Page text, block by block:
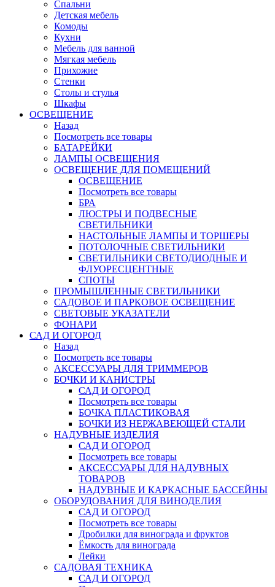
Cпальни
Детская мебель
Комоды
Кухни
Мебель для ванной
Мягкая мебель
Прихожие
Стенки
Столы и стулья
Шкафы
ОСВЕЩЕНИЕ
Назад
Посмотреть все товары
БАТАРЕЙКИ
ЛАМПЫ ОСВЕЩЕНИЯ
ОСВЕЩЕНИЕ ДЛЯ ПОМЕЩЕНИЙ
ОСВЕЩЕНИЕ
Посмотреть все товары
БРА
ЛЮСТРЫ И ПОДВЕСНЫЕ
СВЕТИЛЬНИКИ
НАСТОЛЬНЫЕ ЛАМПЫ И ТОРШЕРЫ
ПОТОЛОЧНЫЕ СВЕТИЛЬНИКИ
СВЕТИЛЬНИКИ СВЕТОДИОДНЫЕ И
ФЛУОРЕСЦЕНТНЫЕ
СПОТЫ
ПРОМЫШЛЕННЫЕ СВЕТИЛЬНИКИ
САДОВОЕ И ПАРКОВОЕ ОСВЕЩЕНИЕ
СВЕТОВЫЕ УКАЗАТЕЛИ
ФОНАРИ
САД И ОГОРОД
Назад
Посмотреть все товары
АКСЕССУАРЫ ДЛЯ ТРИММЕРОВ
БОЧКИ И КАНИСТРЫ
САД И ОГОРОД
Посмотреть все товары
БОЧКА ПЛАСТИКОВАЯ
БОЧКИ ИЗ НЕРЖАВЕЮЩЕЙ СТАЛИ
НАДУВНЫЕ ИЗДЕЛИЯ
САД И ОГОРОД
Посмотреть все товары
АКСЕССУАРЫ ДЛЯ НАДУВНЫХ
ТОВАРОВ
НАДУВНЫЕ И КАРКАСНЫЕ БАССЕЙНЫ
ОБОРУДОВАНИЯ ДЛЯ ВИНОДЕЛИЯ
САД И ОГОРОД
Посмотреть все товары
Дробилки для винограда и фруктов
Ёмкость для винограда
Лейки
САДОВАЯ ТЕХНИКА
САД И ОГОРОД